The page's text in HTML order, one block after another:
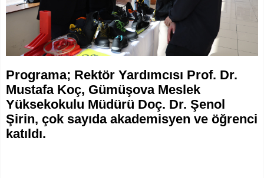
Programa; Rektör Yardımcısı Prof. Dr.
Mustafa Koç, Gümüşova Meslek
Yüksekokulu Müdürü Doç. Dr. Şenol
Şirin, çok sayıda akademisyen ve öğrenci
katıldı.